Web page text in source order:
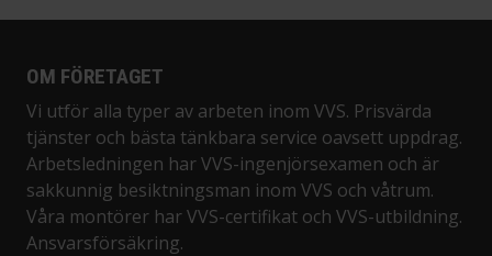
OM FÖRETAGET
Vi utför alla typer av arbeten inom VVS. Prisvärda
tjänster och bästa tänkbara service oavsett uppdrag.
Arbetsledningen har VVS-ingenjörsexamen och är
sakkunnig besiktningsman inom VVS och våtrum.
Våra montörer har VVS-certifikat och VVS-utbildning.
Ansvarsförsäkring.